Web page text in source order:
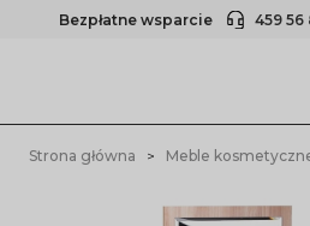
Bezpłatne wsparcie 459 56
Strona główna Meble